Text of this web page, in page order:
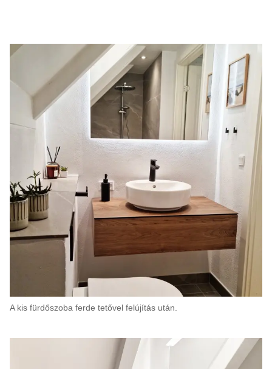
A kis fürdőszoba ferde tetővel felújítás után.